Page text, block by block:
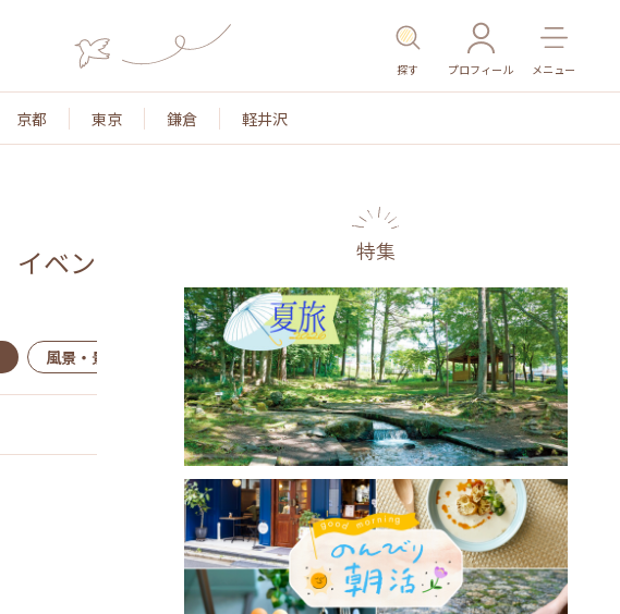
探す プロフィール メニュー
京都 東京 鎌倉 軽井沢
イベン
風景・景色 名所・旧跡 温泉・スパ その他施設 ごはん
特集